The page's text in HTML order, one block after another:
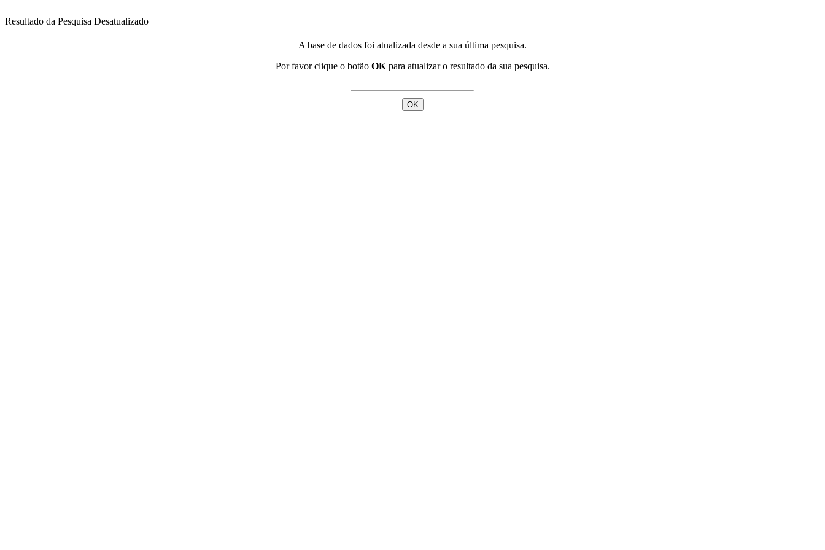
Resultado da Pesquisa Desatualizado
A base de dados foi atualizada desde a sua última pesquisa.
Por favor clique o botão OKpara atualizar o resultado da sua pesquisa.